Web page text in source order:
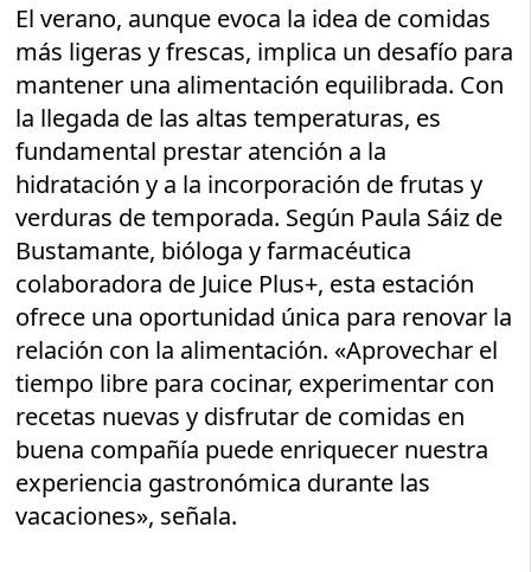
El verano, aunque evoca la idea de comidas
más ligeras y frescas, implica un desafío para
mantener una alimentación equilibrada. Con
la llegada de las altas temperaturas, es
fundamental prestar atención a la
hidratación y a la incorporación de frutas y
verduras de temporada. Según Paula Sáiz de
Bustamante, bióloga y farmacéutica
colaboradora de Juice Plus+, esta estación
ofrece una oportunidad única para renovar la
relación con la alimentación. «Aprovechar el
tiempo libre para cocinar, experimentar con
recetas nuevas y disfrutar de comidas en
buena compañía puede enriquecer nuestra
experiencia gastronómica durante las
vacaciones», señala.